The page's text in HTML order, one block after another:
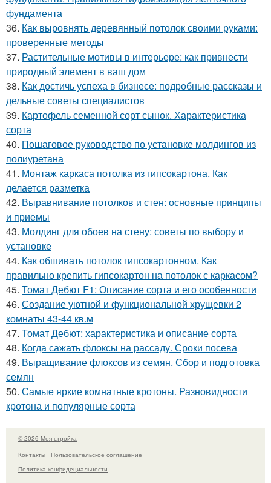
фундамента
36. Как выровнять деревянный потолок своими руками:
проверенные методы
37. Растительные мотивы в интерьере: как привнести
природный элемент в ваш дом
38. Как достичь успеха в бизнесе: подробные рассказы и
дельные советы специалистов
39. Картофель семенной сорт сынок. Характеристика
сорта
40. Пошаговое руководство по установке молдингов из
полиуретана
41. Монтаж каркаса потолка из гипсокартона. Как
делается разметка
42. Выравнивание потолков и стен: основные принципы
и приемы
43. Молдинг для обоев на стену: советы по выбору и
установке
44. Как обшивать потолок гипсокартонном. Как
правильно крепить гипсокартон на потолок с каркасом?
45. Томат Дебют F1: Описание сорта и его особенности
46. Создание уютной и функциональной хрущевки 2
комнаты 43-44 кв.м
47. Томат Дебют: характеристика и описание сорта
48. Когда сажать флоксы на рассаду. Сроки посева
49. Выращивание флоксов из семян. Сбор и подготовка
семян
50. Самые яркие комнатные кротоны. Разновидности
кротона и популярные сорта
© 2026 Моя стройка
Контакты
Пользовательское соглашение
Политика конфидециальности